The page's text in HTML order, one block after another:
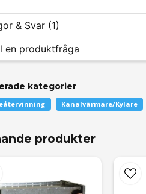
& Svar (1)
man köra vatten i denna ocks??
går det. Den enda skillanden
en produktfråga
oss något om denna
kategorier
Kanalvärmare/Kylare
produkter